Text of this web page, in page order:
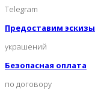
Telegram
Предоставим эскизы
украшений
Безопасная оплата
по договору